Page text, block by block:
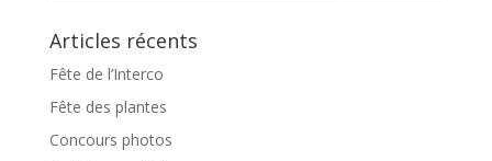
Articles récents
Fête de l’Interco
Fête des plantes
Concours photos